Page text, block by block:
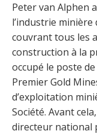
Peter van Alphen
l’industrie
couvrant tous les
construction à la
occupé le poste
Premier Gold
d’exploitation
Société. Avant
directeur national